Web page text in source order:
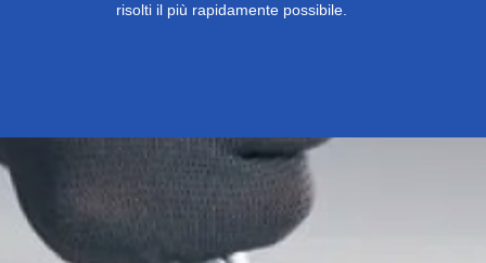
risolti il più rapidamente possibile.